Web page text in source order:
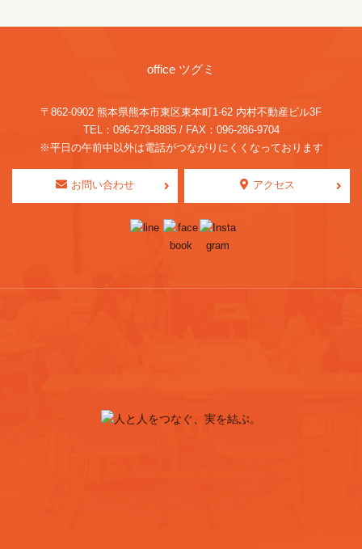
office ツグミ
〒862-0902 熊本県熊本市東区東本町1-62 内村不動産ビル3F
TEL：096-273-8885 / FAX：096-286-9704
※平日の午前中以外は電話がつながりにくくなっております
お問い合わせ アクセス